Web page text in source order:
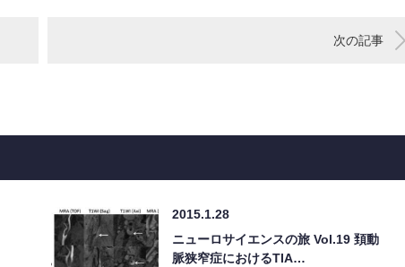
次の記事
2015.1.28
ニューロサイエンスの旅 Vol.19 頚動
脈狭窄症におけるTIA…